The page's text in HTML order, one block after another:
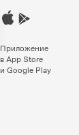
Приложение
в App Store
и Google Play